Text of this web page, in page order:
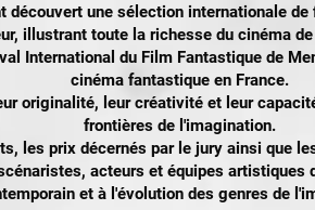
découvert une sélection internationale
illustrant toute la richesse du cinéma
International du Film Fantastique de
cinéma fantastique en France.
originalité, leur créativité et leur
frontières de l'imagination.
les prix décernés par le jury ainsi que
acteurs et équipes
et à l'évolution des genres de